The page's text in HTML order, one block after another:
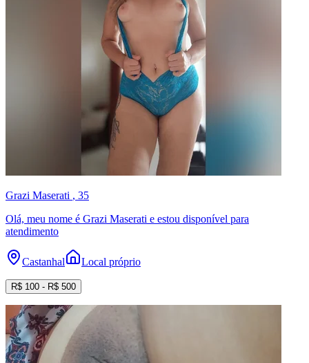
Grazi Maserati , 35
Olá, meu nome é Grazi Maserati e estou disponível para
atendimento
Castanhal Local próprio
R$ 100 - R$ 500